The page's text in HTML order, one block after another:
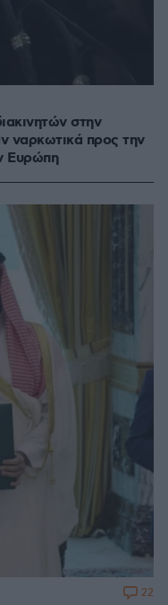
στην
ναρκωτικά προς την
Ευρώπη
22